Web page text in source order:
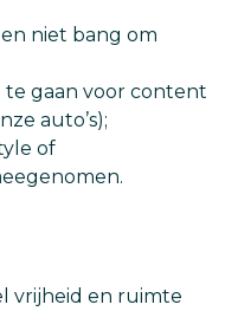
niet bang om
gaan voor content
auto’s);
of
vrijheid en ruimte